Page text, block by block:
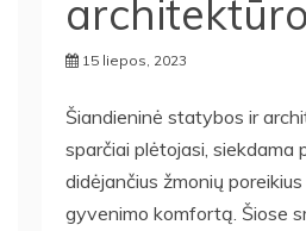
15 liepos, 2023
Šiandieninė statybos ir
sparčiai plėtojasi, siekdama
didėjančius žmonių
gyvenimo komfortą. Šiose